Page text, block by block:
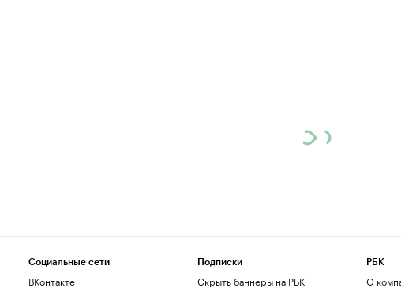
Социальные сети
ВКонтакте
Подписки
Скрыть баннеры на РБК
РБК
О